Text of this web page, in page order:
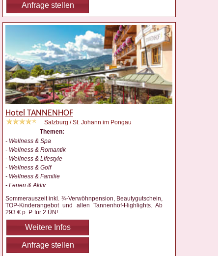
Anfrage stellen
Hotel TANNENHOF
Salzburg / St. Johann im Pongau
Themen:
- Wellness & Spa
- Wellness & Romantik
- Wellness & Lifestyle
- Wellness & Golf
- Wellness & Familie
- Ferien & Aktiv
Sommerauszeit inkl. ¾-Verwöhnpension, Beautygutschein,
TOP-Kinderangebot und allen Tannenhof-Highlights. Ab
293 € p. P. für 2 ÜN!...
Weitere Infos
Anfrage stellen